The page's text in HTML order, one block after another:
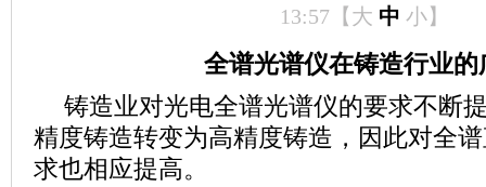
13:57【 大 中 小】
全谱光谱仪在铸造行业的
铸造业对光电全谱光谱仪的要求不断
精度铸造转变为高精度铸造，因此对全
求也相应提高。